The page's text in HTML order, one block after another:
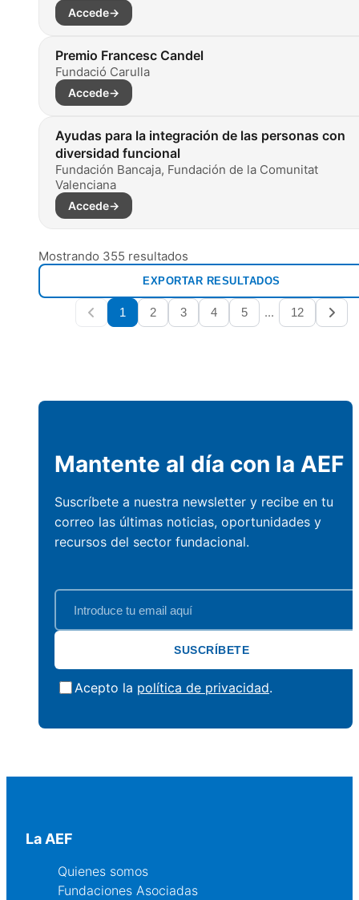
Accede→
Premio Francesc Candel
Fundació Carulla
Accede→
Ayudas para la integración de las personas con
diversidad funcional
Fundación Bancaja, Fundación de la Comunitat
Valenciana
Accede→
Mostrando 355 resultados
1 2 3 4 5 ... 12
EXPORTAR RESULTADOS
Mantente al día con la AEF
Suscríbete a nuestra newsletter y recibe en tu
correo las últimas noticias, oportunidades y
recursos del sector fundacional.
SUSCRÍBETE
Acepto la política de privacidad.
La AEF
Quienes somos
Fundaciones Asociadas